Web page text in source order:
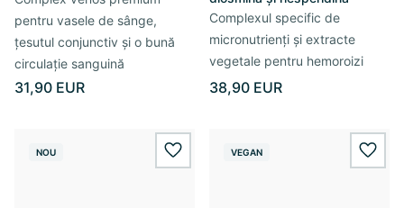
pentru vasele de sânge,
țesutul conjunctiv și o bună
circulație sanguină
31,90 EUR
Complexul specific de
micronutrienți și extracte
vegetale pentru hemoroizi
38,90 EUR
NOU wishlist.add
VEGAN